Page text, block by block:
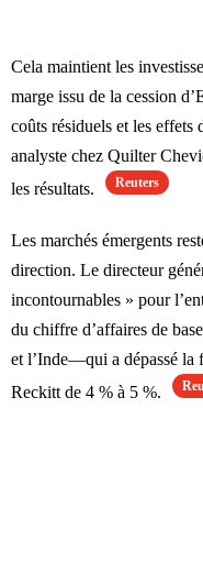
Cela maintient les
marge issu de la cession
coûts résiduels et les effets
analyste chez Quilter
les résultats.
Reuters
Les marchés émergents
direction. Le directeur
incontournables » pour
du chiffre d’affaires de
et l’Inde—qui a dépassé la
Reckitt de 4 % à 5 %.